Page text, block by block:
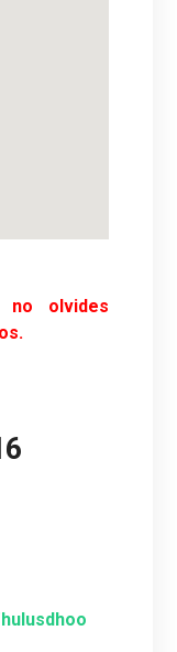
no olvides